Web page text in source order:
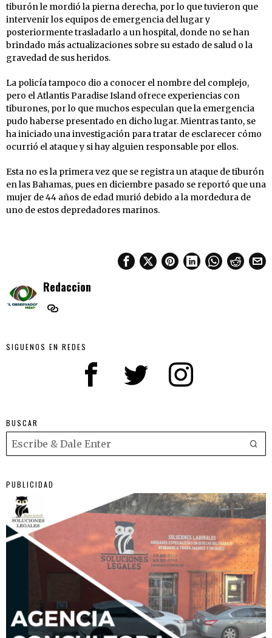
tiburón le mordió la pierna derecha, por lo que tuvieron que
intervenir los equipos de emergencia del lugar y
posteriormente trasladarlo a un hospital, donde no se han
brindado más actualizaciones sobre su estado de salud o la
gravedad de sus heridos.
La policía tampoco dio a conocer el nombre del complejo,
pero el Atlantis Paradise Island ofrece experiencias con
tiburones, por lo que muchos especulan que la emergencia
pudo haberse presentado en dicho lugar. Mientras tanto, se
ha iniciado una investigación para tratar de esclarecer cómo
ocurrió el ataque y si hay alguien responsable por ellos.
Esta no es la primera vez que se registra un ataque de tiburón
en las Bahamas, pues en diciembre pasado se reportó que una
mujer de 44 años de edad murió debido a la mordedura de
uno de estos depredadores marinos.
Redaccion
SIGUENOS EN REDES
BUSCAR
PUBLICIDAD